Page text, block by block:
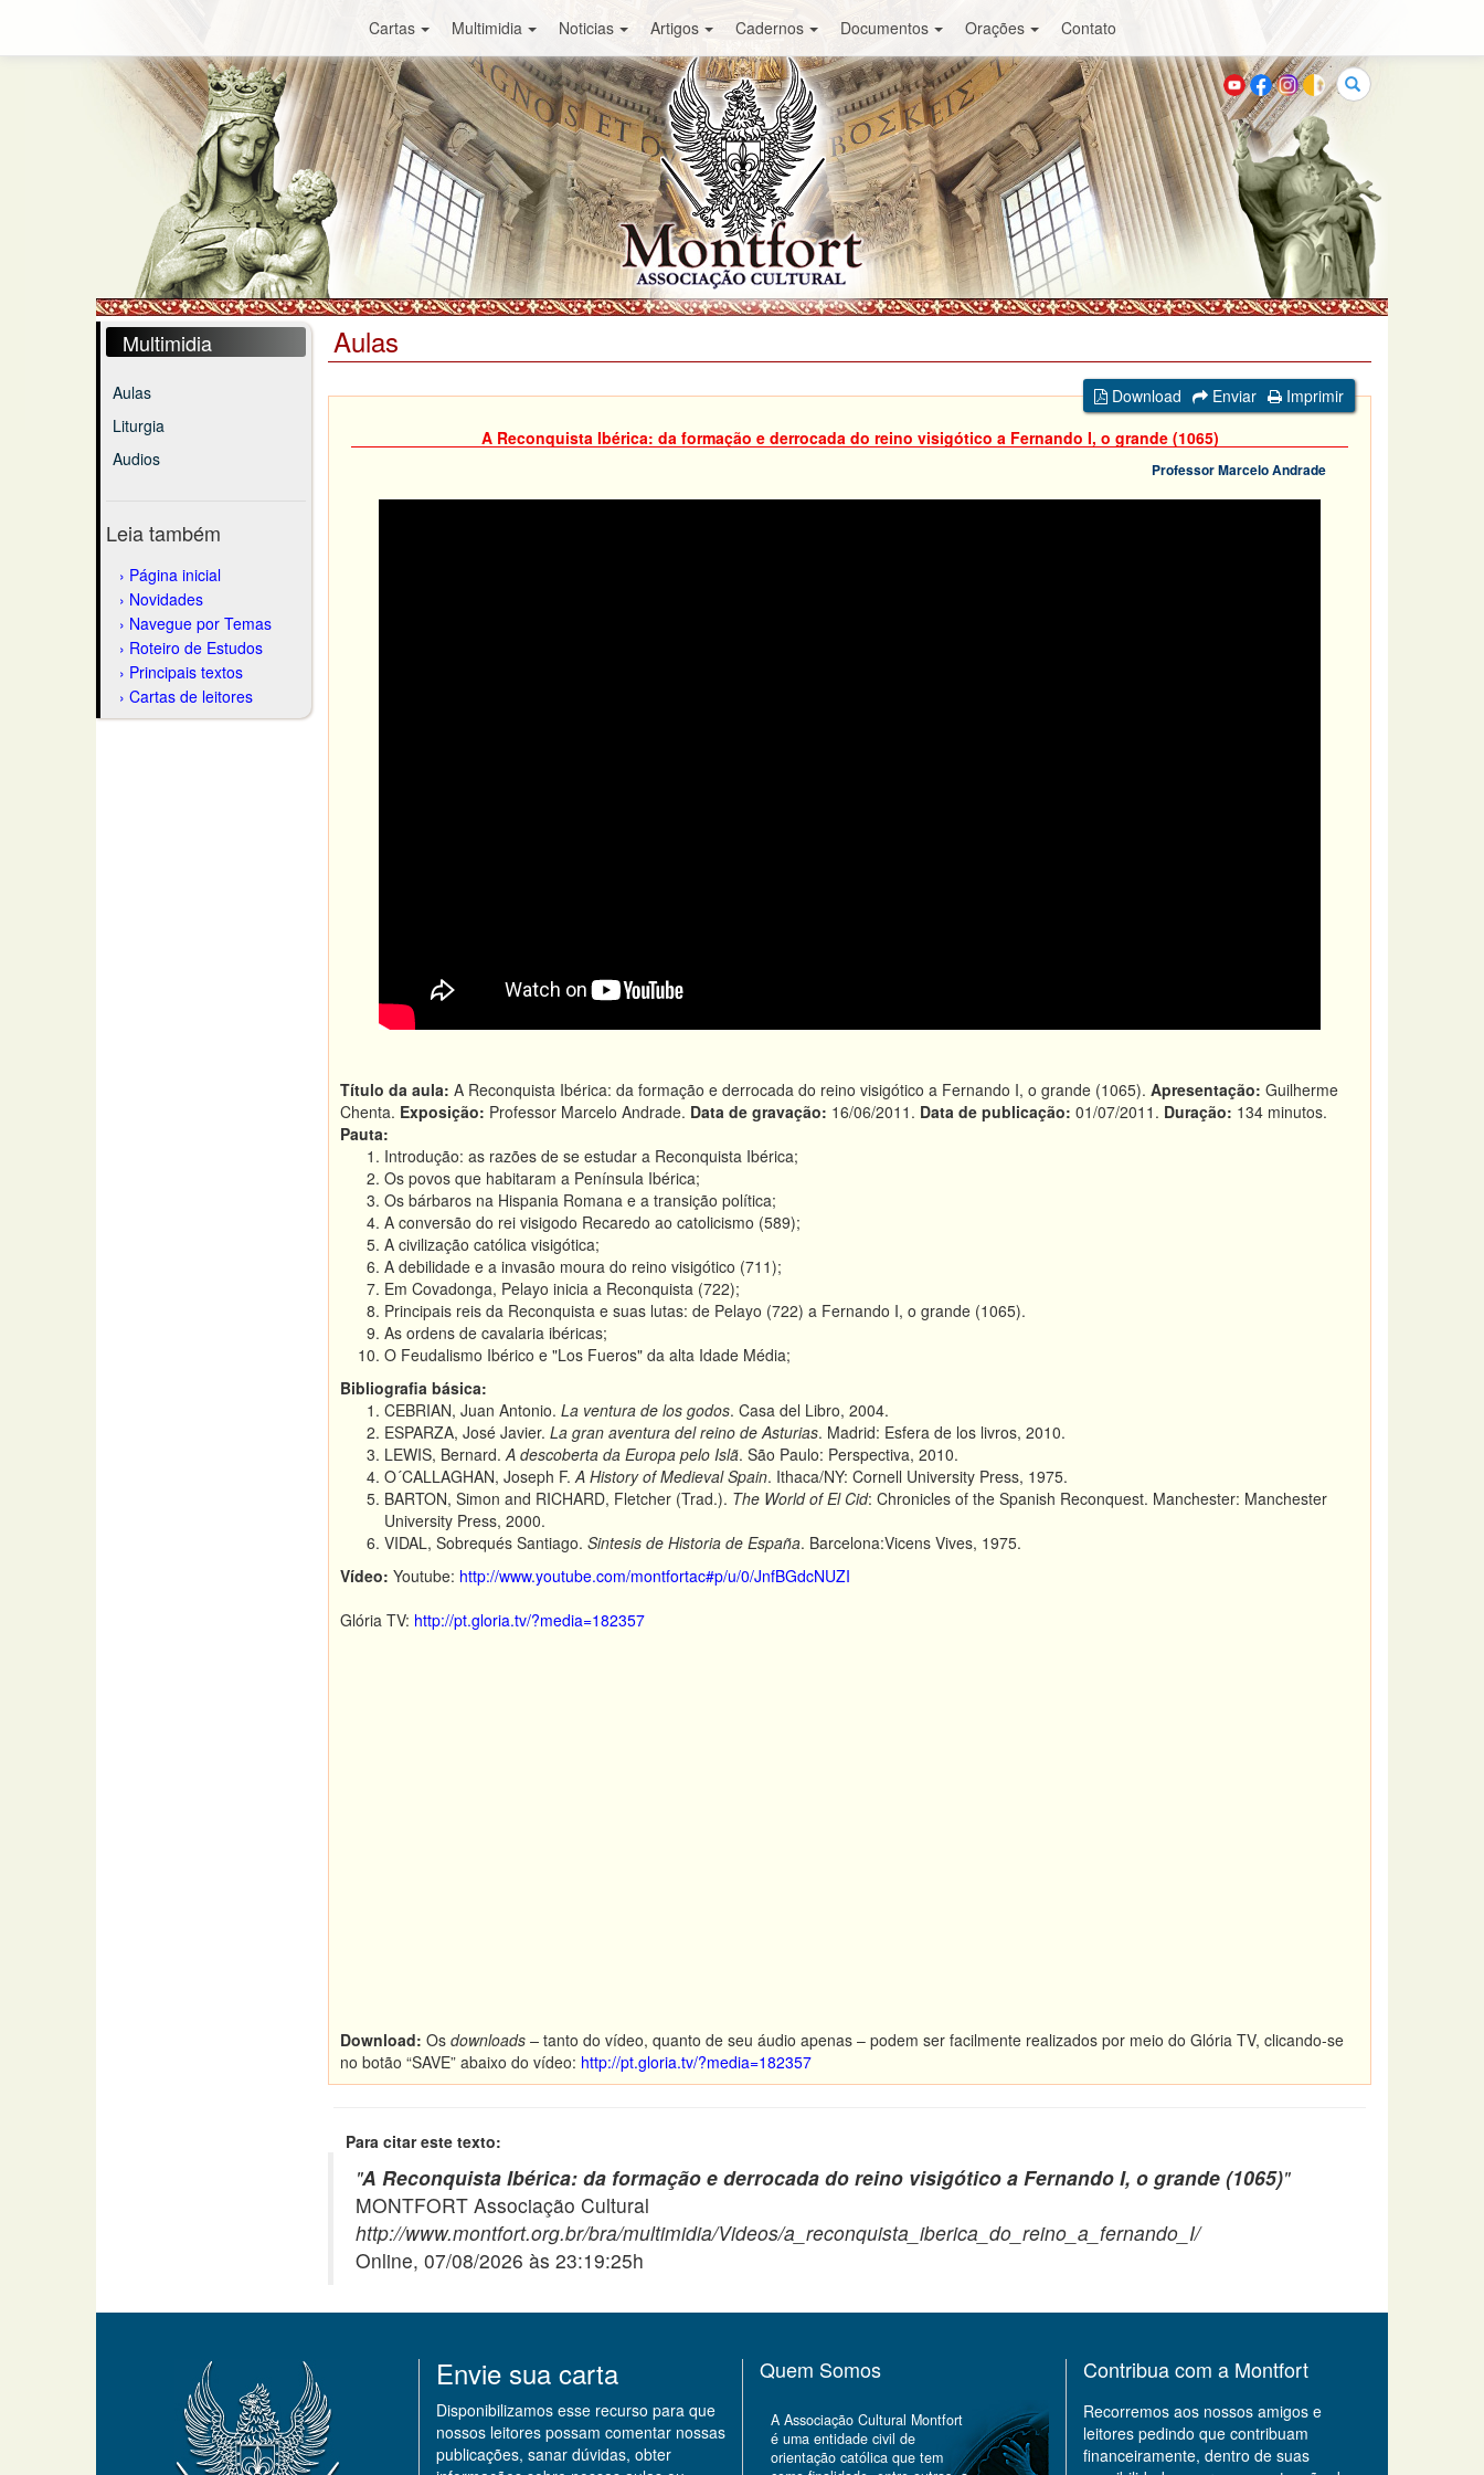
Cartas Multimidia Noticias Artigos Cadernos Documentos Orações Contato
Buscar
Multimidia
Aulas
Liturgia
Audios
Leia também
Página inicial
Novidades
Navegue por Temas
Roteiro de Estudos
Principais textos
Cartas de leitores
Aulas
Download Enviar
Imprimir
A Reconquista Ibérica: da formação e derrocada do reino visigótico a Fernando I, o grande (1065)
Professor Marcelo Andrade
Título da aula: A Reconquista Ibérica: da formação e derrocada do reino visigótico a Fernando I, o grande (1065). Apresentação: Guilherme
Chenta. Exposição: Professor Marcelo Andrade. Data de gravação: 16/06/2011. Data de publicação: 01/07/2011. Duração: 134 minutos.
Pauta:
Introdução: as razões de se estudar a Reconquista Ibérica;
Os povos que habitaram a Península Ibérica;
Os bárbaros na Hispania Romana e a transição política;
A conversão do rei visigodo Recaredo ao catolicismo (589);
A civilização católica visigótica;
A debilidade e a invasão moura do reino visigótico (711);
Em Covadonga, Pelayo inicia a Reconquista (722);
Principais reis da Reconquista e suas lutas: de Pelayo (722) a Fernando I, o grande (1065).
As ordens de cavalaria ibéricas;
O Feudalismo Ibérico e "Los Fueros" da alta Idade Média;
Bibliografia básica:
CEBRIAN, Juan Antonio. La ventura de los godos. Casa del Libro, 2004.
ESPARZA, José Javier. La gran aventura del reino de Asturias. Madrid: Esfera de los livros, 2010.
LEWIS, Bernard.A descoberta da Europa pelo Islã. São Paulo: Perspectiva, 2010.
O´CALLAGHAN, Joseph F.A History of Medieval Spain. Ithaca/NY: Cornell University Press, 1975.
BARTON, Simon and RICHARD, Fletcher (Trad.). The World of El Cid: Chronicles of the Spanish Reconquest. Manchester: Manchester
University Press, 2000.
VIDAL, Sobrequés Santiago. Sintesis de Historia de España. Barcelona:Vicens Vives, 1975.
Vídeo: Youtube: http://www.youtube.com/montfortac#p/u/0/JnfBGdcNUZI
Glória TV: http://pt.gloria.tv/?media=182357
Download: Os downloads – tanto do vídeo, quanto de seu áudio apenas – podem ser facilmente realizados por meio do Glória TV, clicando-se
no botão “SAVE” abaixo do vídeo: http://pt.gloria.tv/?media=182357
Para citar este texto:
"A Reconquista Ibérica: da formação e derrocada do reino visigótico a Fernando I, o grande (1065)"
MONTFORT Associação Cultural
http://www.montfort.org.br/bra/multimidia/Videos/a_reconquista_iberica_do_reino_a_fernando_I/
Online, 07/08/2026 às 23:19:25h
Envie sua carta
Disponibilizamos esse recurso para que
nossos leitores possam comentar nossas
publicações, sanar dúvidas, obter
Quem Somos
A Associação Cultural Montfort
é uma entidade civil de
orientação católica que tem
Contribua com a Montfort
Recorremos aos nossos amigos e
leitores pedindo que contribuam
financeiramente, dentro de suas